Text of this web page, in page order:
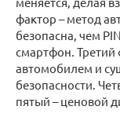
фактор – метод
безопасна, чем
смартфон. Третий
автомобилем и
безопасности.
пятый – ценовой